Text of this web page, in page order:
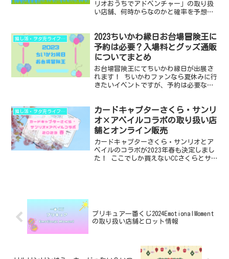
リオおうちでアドベンチャー」の取り扱
い店舗、何時からなのかと確率を予想し
めです。 ・2023「スーパーマリオおう
ちでアドベンチャ...
推し活・ヲタ充ライフハック
2023ちいかわ縁日お台場冒険王に
予約は必要？入場料とグッズ通販
についてまとめ
お台場冒険王にてちいかわ縁日が出展さ
れます！ ちいかわファンなら夏休みに行
きたいイベントですが、予約は必要なの
縁日お台場冒険王に予約は必要なのか ・
予約方法と開始日...
推し活・ヲタ充ライフハック
カードキャプターさくら・サンリ
オ×アベイルコラボの取り扱い店
舗とオンライン販売
カードキャプターさくら・サンリオとア
ベイルのコラボが2023年春も決定しまし
た！ ここでしか買えないCCさくらとサン
プリキュア一番くじ2024EmotionalMoment
の取り扱い店舗とロット情報